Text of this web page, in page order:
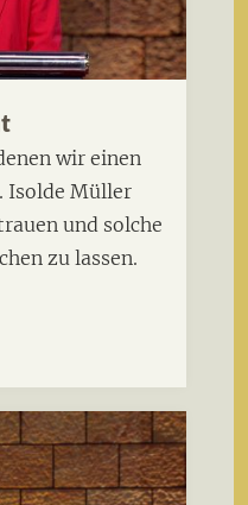
wir einen
Isolde Müller
und solche
zu lassen.